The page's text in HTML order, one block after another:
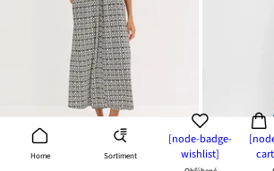
Home Sortiment
[node-badge-
wishlist]